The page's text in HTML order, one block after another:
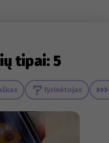
tipai: 5
Tyrinėtojas